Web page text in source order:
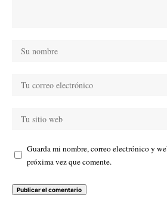
Guarda mi nombre, correo electrónico y
próxima vez que comente.